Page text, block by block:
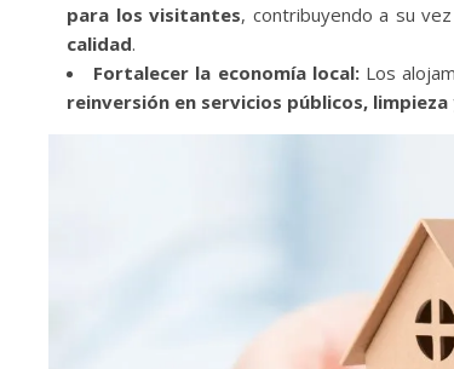
para los visitantes, contribuyendo a su
calidad.
Fortalecer la economía local:Los
reinversión en servicios públicos,